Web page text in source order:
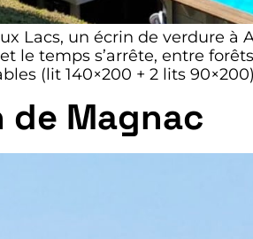
Lacs, un écrin de verdure
le temps s’arrête, entre
(lit 140×200 + 2 lits
de Magnac